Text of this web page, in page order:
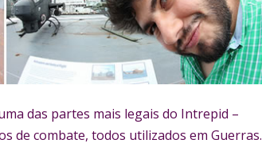
das partes mais legais do Intrepid –
de combate, todos utilizados em Guerras.